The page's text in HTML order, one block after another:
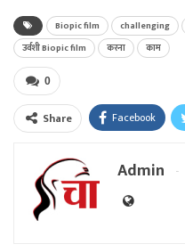
Biopic film challenging
उर्वशी Biopic film
करना काम
0
Share Facebook
Admin